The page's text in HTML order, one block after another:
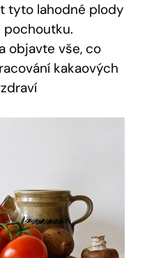
tyto lahodné plody
pochoutku.
objavte vše, co
kakaových